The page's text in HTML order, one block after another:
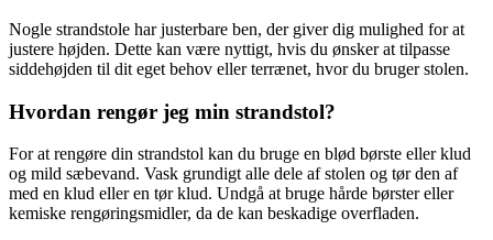
Nogle strandstole har justerbare ben, der giver dig mulighed for at
justere højden. Dette kan være nyttigt, hvis du ønsker at tilpasse
siddehøjden til dit eget behov eller terrænet, hvor du bruger stolen.
Hvordan rengør jeg min strandstol?
For at rengøre din strandstol kan du bruge en blød børste eller klud
og mild sæbevand. Vask grundigt alle dele af stolen og tør den af
med en klud eller en tør klud. Undgå at bruge hårde børster eller
kemiske rengøringsmidler, da de kan beskadige overfladen.